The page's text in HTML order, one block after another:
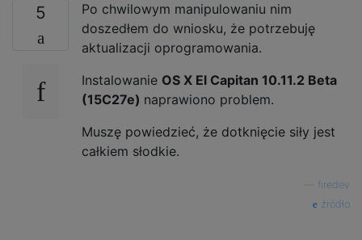
5
Po chwilowym manipulowaniu nim
doszedłem do wniosku, że potrzebuję
aktualizacji oprogramowania.
Instalowanie OS X El Capitan 10.11.2 Beta
(15C27e) naprawiono problem.
Muszę powiedzieć, że dotknięcie siły jest
całkiem słodkie.
firedev
źródło